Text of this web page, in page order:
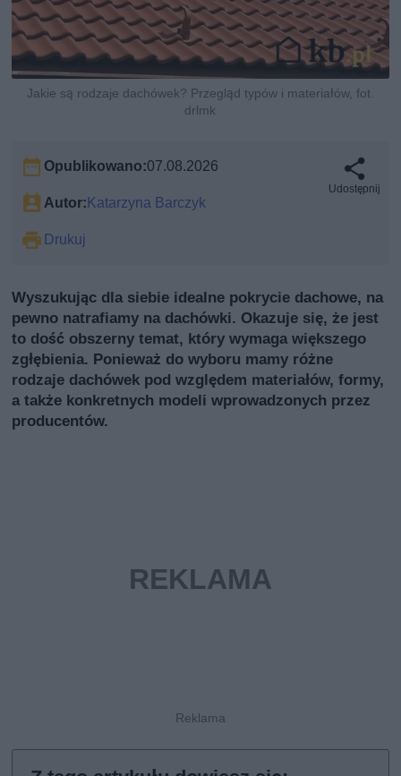
Jakie są rodzaje dachówek? Przegląd typów i materiałów, fot.
drlmk
Opublikowano:07.08.2026
Autor: Katarzyna Barczyk
Drukuj
Udostępnij
Wyszukując dla siebie idealne pokrycie dachowe, na
pewno natrafiamy na dachówki. Okazuje się, że jest
to dość obszerny temat, który wymaga większego
zgłębienia. Ponieważ do wyboru mamy różne
rodzaje dachówek pod względem materiałów, formy,
a także konkretnych modeli wprowadzonych przez
producentów.